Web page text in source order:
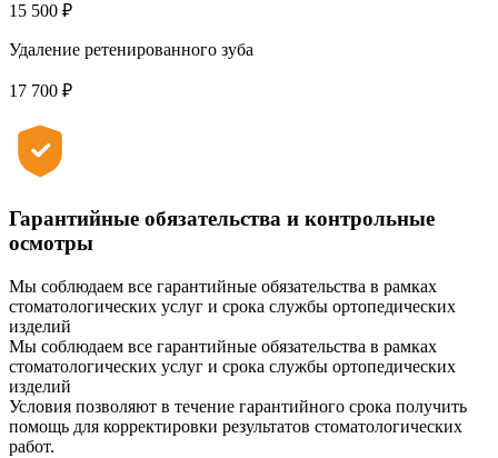
15 500 ₽
Удаление ретенированного зуба
17 700 ₽
Гарантийные обязательства и контрольные
осмотры
Мы соблюдаем все гарантийные обязательства в рамках
стоматологических услуг и срока службы ортопедических
изделий
Мы соблюдаем все гарантийные обязательства в рамках
стоматологических услуг и срока службы ортопедических
изделий
Условия позволяют в течение гарантийного срока получить
помощь для корректировки результатов стоматологических
работ.